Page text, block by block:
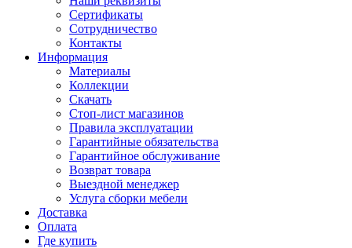
Сертификаты
Сотрудничество
Контакты
Информация
Материалы
Коллекции
Скачать
Стоп-лист магазинов
Правила эксплуатации
Гарантийные обязательства
Гарантийное обслуживание
Возврат товара
Выездной менеджер
Услуга сборки мебели
Доставка
Оплата
Где купить